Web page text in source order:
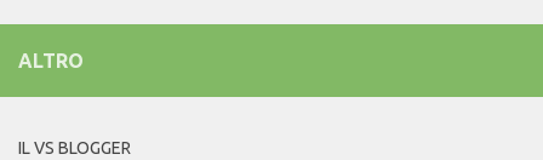
ALTRO
IL VS BLOGGER